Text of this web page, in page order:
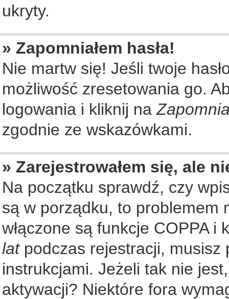
ukryty.
» Zapomniałem hasła!
Nie martw się! Jeśli twoje
możliwość zresetowania go.
logowania i kliknij na
zgodnie ze wskazówkami.
» Zarejestrowałem się, ale
Na początku sprawdź, czy
są w porządku, to problemem
włączone są funkcje COPPA i
latpodczas rejestracji, musisz
instrukcjami. Jeżeli tak nie
aktywacji? Niektóre fora